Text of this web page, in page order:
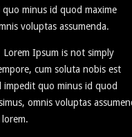
minus id quod maxime
voluptas assumenda.
Ipsum is not simply
cum soluta nobis est
quo minus id quod
omnis voluptas